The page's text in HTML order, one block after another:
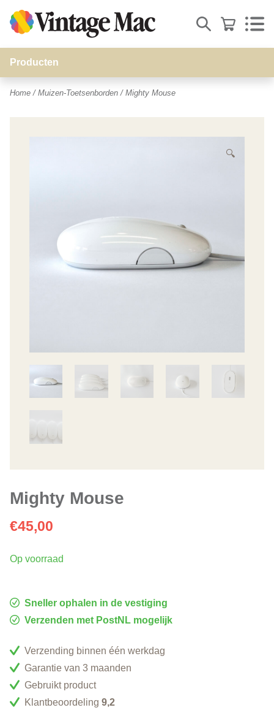
Producten
Video-adapters
Opslag
Home / Muizen-Toetsenborden / Mighty Mouse
🔍
Mighty Mouse
€45,00
Op voorraad
Sneller ophalen in de vestiging
Verzenden met PostNL mogelijk
Verzending binnen één werkdag
Garantie van 3 maanden
Gebruikt product
Klantbeoordeling 9,2